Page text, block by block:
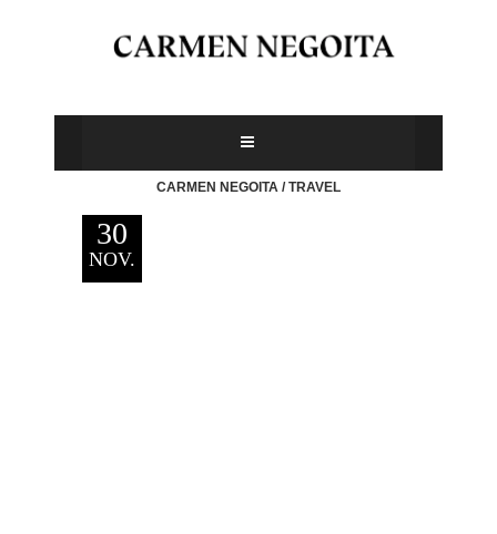
CARMEN NEGOITA /TRAVEL
30
NOV.